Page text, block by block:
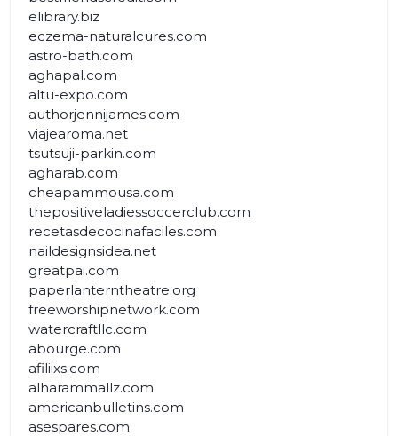
elibrary.biz
eczema-naturalcures.com
astro-bath.com
aghapal.com
altu-expo.com
authorjennijames.com
viajearoma.net
tsutsuji-parkin.com
agharab.com
cheapammousa.com
thepositiveladiessoccerclub.com
recetasdecocinafaciles.com
naildesignsidea.net
greatpai.com
paperlanterntheatre.org
freeworshipnetwork.com
watercraftllc.com
abourge.com
afiliixs.com
alharammallz.com
americanbulletins.com
asespares.com